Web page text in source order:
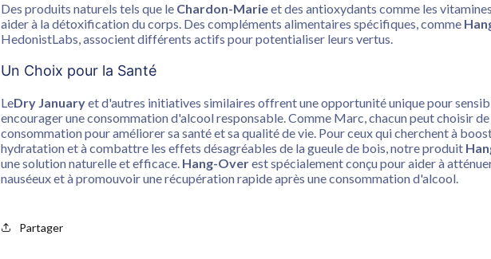
Des produits naturels tels que le Chardon-Marieet des antioxydants comme les
aider à la détoxification du corps. Des compléments alimentaires spécifiques, comme
HedonistLabs, associent différents actifs pour potentialiser leurs vertus.
Un Choix pour la Santé
LeDry Januaryet d'autres initiatives similaires offrent une opportunité unique pour
encourager une consommation d'alcool responsable. Comme Marc, chacun peut choisir
consommation pour améliorer sa santé et sa qualité de vie. Pour ceux qui cherchent à
hydratation et à combattre les effets désagréables de la gueule de bois, notre produit
une solution naturelle et efficace. Hang-Overest spécialement conçu pour aider à
nauséeux et à promouvoir une récupération rapide après une consommation d'alcool.
Partager